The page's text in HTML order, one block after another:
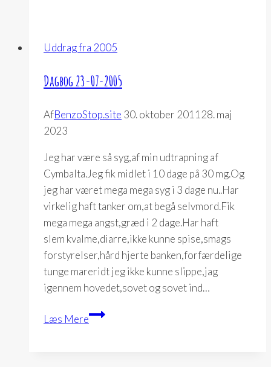
Uddrag fra 2005
Dagbog 23-07-2005
AfBenzoStop.site 30. oktober 2011 28. maj
2023
Jeg har være så syg,af min udtrapning af
Cymbalta.Jeg fik midlet i 10 dage på 30 mg.Og
jeg har været mega mega syg i 3 dage nu..Har
virkelig haft tanker om,at begå selvmord.Fik
mega mega angst,græd i 2 dage.Har haft
slem kvalme,diarre,ikke kunne spise,smags
forstyrelser,hård hjerte banken,forfærdelige
tunge mareridt jeg ikke kunne slippe,jag
igennem hovedet,sovet og sovet ind…
Læs MereDagbog